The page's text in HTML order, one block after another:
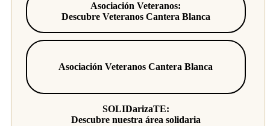
Asociación Veteranos:
Descubre Veteranos Cantera Blanca
Asociación Veteranos Cantera Blanca
SOLIDarizaTE:
Descubre nuestra área solidaria